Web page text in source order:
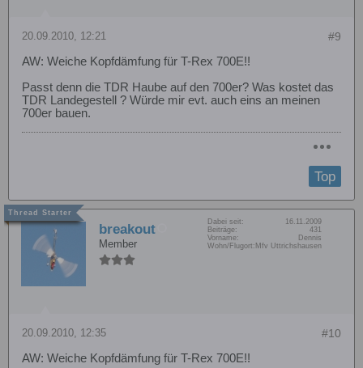
#9
20.09.2010, 12:21
AW: Weiche Kopfdämfung für T-Rex 700E!!
Passt denn die TDR Haube auf den 700er? Was kostet das
TDR Landegestell ? Würde mir evt. auch eins an meinen
700er bauen.
Top
breakout
Member
Dabei seit:
16.11.2009
Beiträge:
431
Vorname:
Dennis
Wohn/Flugort: Mfv Uttrichshausen
#10
20.09.2010, 12:35
AW: Weiche Kopfdämfung für T-Rex 700E!!